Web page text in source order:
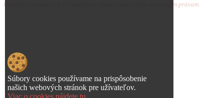
Obrázky produktov a iné mediálne súbory podliehajú autorským právam.
Súbory cookies používame na prispôsobenie
našich webových stránok pre užívateľov.
Viac o cookies nájdete tu